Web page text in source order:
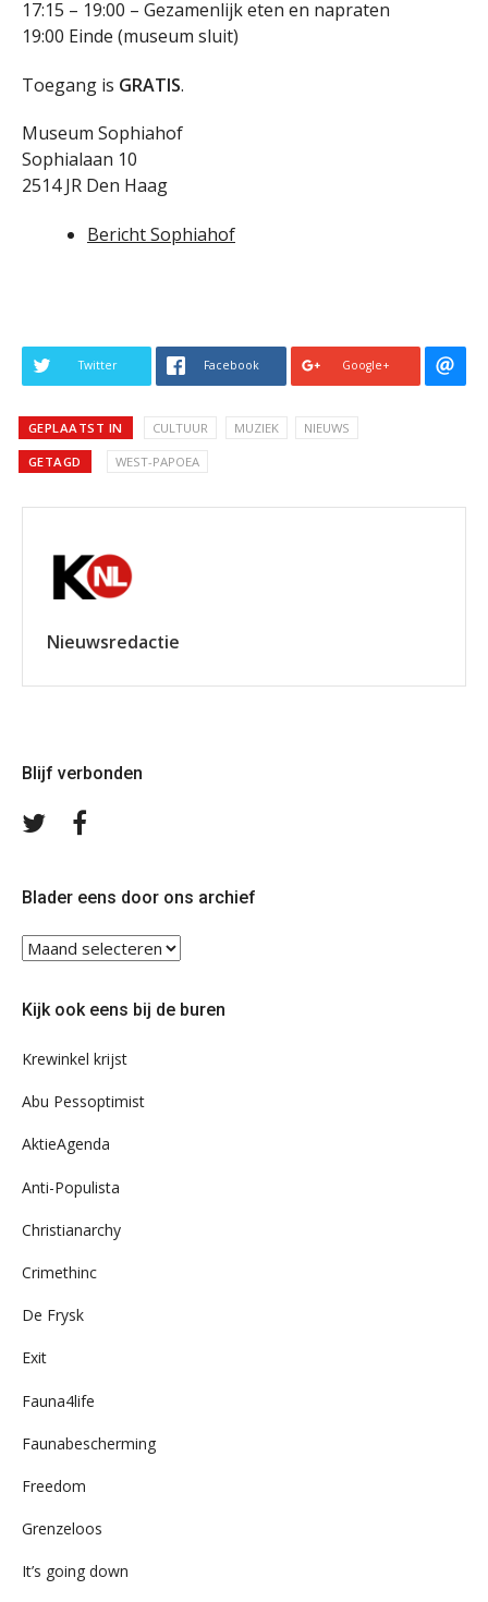
17:15 – 19:00 – Gezamenlijk eten en napraten
19:00 Einde (museum sluit)
Toegang is GRATIS.
Museum Sophiahof
Sophialaan 10
2514 JR Den Haag
Bericht Sophiahof
Twitter Facebook Google+
GEPLAATST IN CULTUUR MUZIEK NIEUWS
GETAGD WEST-PAPOEA
Nieuwsredactie
Blijf verbonden
Volg
Blader eens door ons archief
Blader
eens
ons
Kijk ook eens bij de buren
Krewinkel krijst
Abu Pessoptimist
AktieAgenda
Anti-Populista
Christianarchy
Crimethinc
De Frysk
Exit
Fauna4life
Faunabescherming
Freedom
Grenzeloos
It’s going down